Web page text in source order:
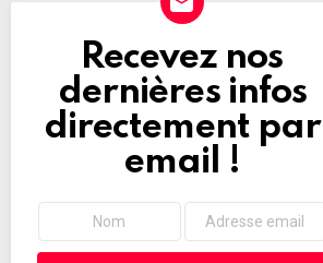
NEWSLETTER
Recevez nos
dernières infos
directement par
email !